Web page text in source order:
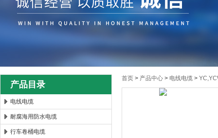
安徽康泰电气有限公司
产品目录
电线电缆
耐腐海用防水电缆
行车卷桶电缆
首页 > 产品中心 > 电线电缆 >